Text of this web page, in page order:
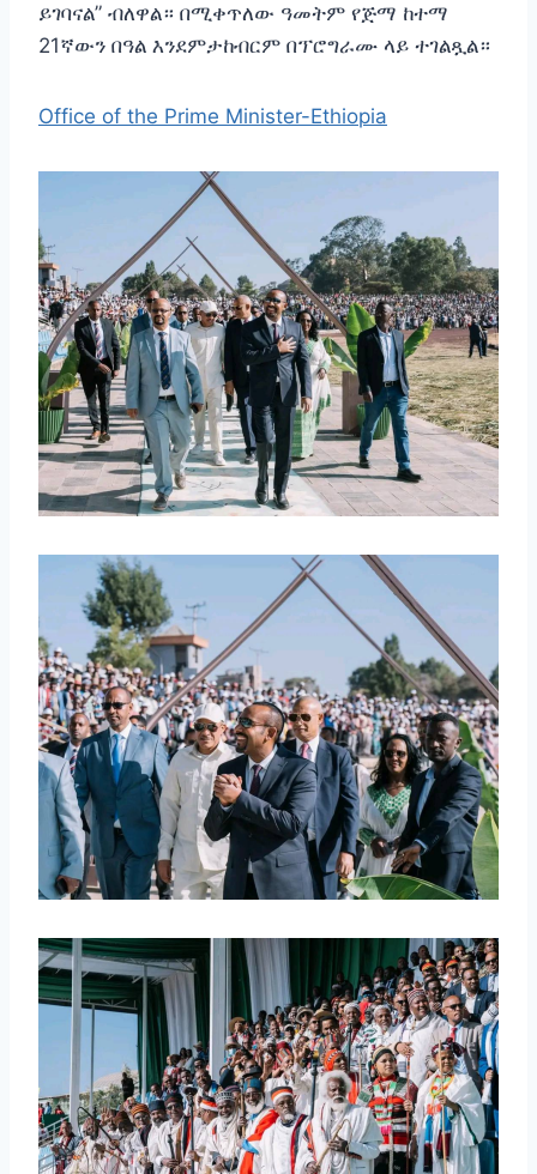
ይገባናል” ብለዋል። በሚቀጥለው ዓመትም የጅማ ከተማ
21ኛውን በዓል እንደምታከብርም በፕሮግራሙ ላይ ተገልጿል።
Office of the Prime Minister-Ethiopia